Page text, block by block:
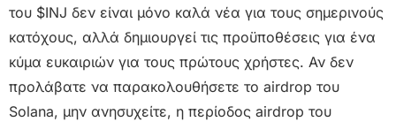
του $INJ δεν είναι μόνο καλά νέα για τους σημερινούς
κατόχους, αλλά δημιουργεί τις προϋποθέσεις για ένα
κύμα ευκαιριών για τους πρώτους χρήστες. Αν δεν
προλάβατε να παρακολουθήσετε το airdrop του
Solana, μην ανησυχείτε, η περίοδος airdrop του